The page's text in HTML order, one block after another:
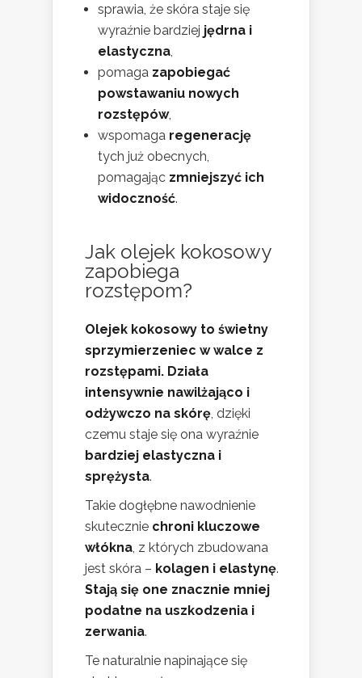
sprawia, że skóra staje się
wyraźnie bardziej jędrna i
elastyczna,
pomaga zapobiegać
powstawaniu nowych
rozstępów,
wspomaga regenerację
tych już obecnych,
pomagając zmniejszyć ich
widoczność.
Jak olejek kokosowy
zapobiega
rozstępom?
Olejek kokosowy to świetny
sprzymierzeniec w walce z
rozstępami. Działa
intensywnie nawilżająco i
odżywczo na skórę, dzięki
czemu staje się ona wyraźnie
bardziej elastyczna i
sprężysta.
Takie dogłębne nawodnienie
skutecznie chroni kluczowe
włókna, z których zbudowana
jest skóra – kolagen i elastynę.
Stają się one znacznie mniej
podatne na uszkodzenia i
zerwania.
Te naturalnie napinające się